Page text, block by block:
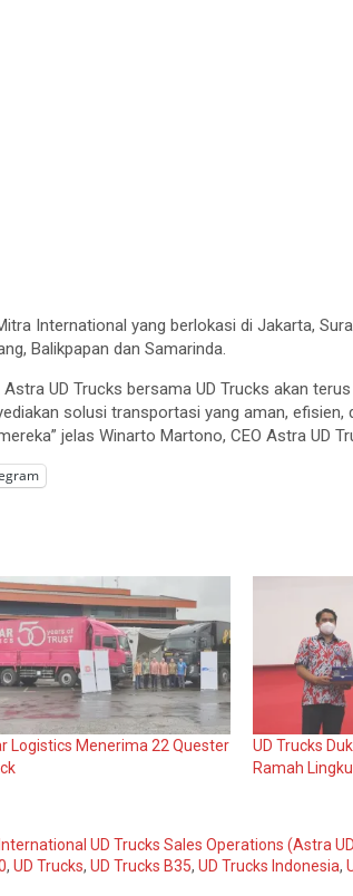
International yang berlokasi di Jakarta,
Balikpapan dan Samarinda.
UD Trucks bersama UD Trucks akan
solusi transportasi yang aman, efisien,
jelas Winarto Martono, CEO Astra UD
Logistics Menerima 22 Quester
UD Trucks
Ramah
UD Trucks Sales Operations (Astra
, UD Trucks, UD Trucks B35, UD Trucks Indonesia,